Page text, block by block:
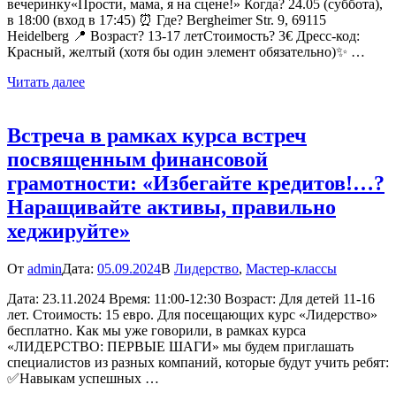
вечеринку«Прости, мама, я на сцене!» Когда? 24.05 (суббота),
в 18:00 (вход в 17:45) ⏰ Где? Bergheimer Str. 9, 69115
Heidelberg 📍 Возраст? 13-17 летСтоимость? 3€ Дресс-код:
Красный, желтый (хотя бы один элемент обязательно)✨ …
Читать далее
Встреча в рамках курса встреч
посвященным финансовой
грамотности: «Избегайте кредитов!…?
Наращивайте активы, правильно
хеджируйте»
От adminДата: 05.09.2024В Лидерство, Мастер-классы
Дата: 23.11.2024 Время: 11:00-12:30 Возраст: Для детей 11-16
лет. Стоимость: 15 евро. Для посещающих курс «Лидерство»
бесплатно. Как мы уже говорили, в рамках курса
«ЛИДЕРСТВО: ПЕРВЫЕ ШАГИ» мы будем приглашать
специалистов из разных компаний, которые будут учить ребят:
✅Навыкам успешных …